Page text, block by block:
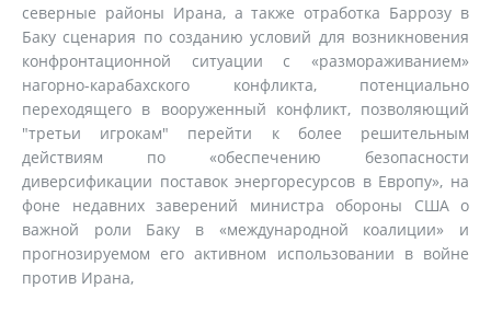
северные районы Ирана, а также отработка Баррозу в
Баку сценария по созданию условий для возникновения
конфронтационной ситуации с «размораживанием»
нагорно-карабахского конфликта, потенциально
переходящего в вооруженный конфликт, позволяющий
"третьи игрокам" перейти к более решительным
действиям по «обеспечению безопасности
диверсификации поставок энергоресурсов в Европу», на
фоне недавних заверений министра обороны США о
важной роли Баку в «международной коалиции» и
прогнозируемом его активном использовании в войне
против Ирана,